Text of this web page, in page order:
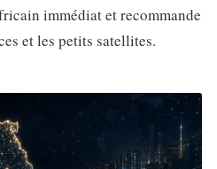
immédiat et recommande
et les petits satellites.